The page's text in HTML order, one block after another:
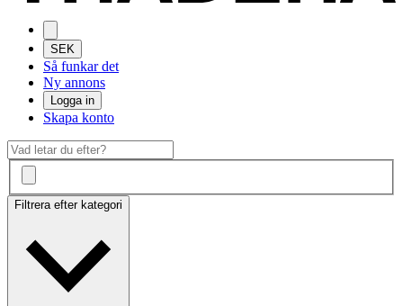
SEK
Så funkar det
Ny annons
Logga in
Skapa konto
Filtrera efter kategori